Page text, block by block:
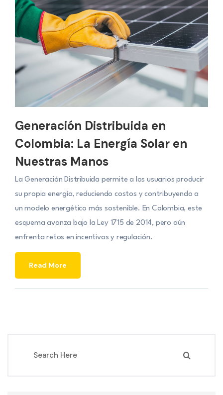
Generación Distribuida en
Colombia: La Energía Solar en
Nuestras Manos
La Generación Distribuida permite a los usuarios producir
su propia energía, reduciendo costos y contribuyendo a
un modelo energético más sostenible. En Colombia, este
esquema avanza bajo la Ley 1715 de 2014, pero aún
enfrenta retos en incentivos y regulación.
Read More